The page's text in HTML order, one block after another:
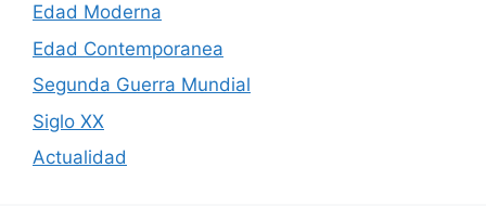
Edad Moderna
Edad Contemporanea
Segunda Guerra Mundial
Siglo XX
Actualidad